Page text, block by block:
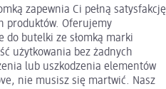
zapewnia Ci pełną satysfakcję
produktów. Oferujemy
do butelki ze słomką marki
użytkowania bez żadnych
lub uszkodzenia elementów
nie musisz się martwić. Nasz